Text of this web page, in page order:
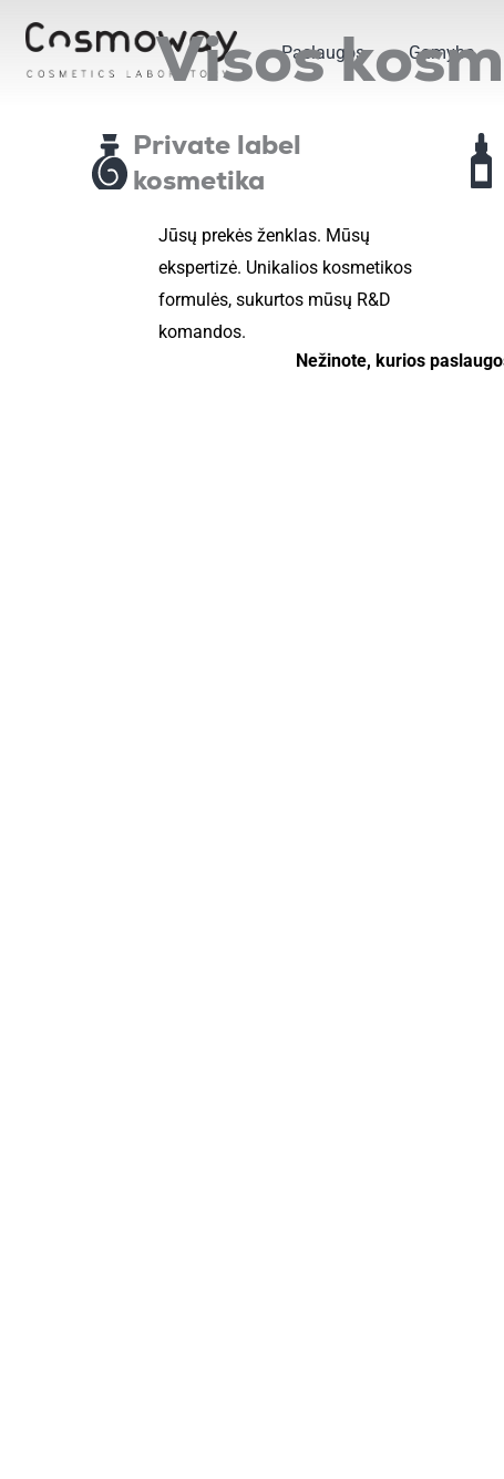
Pereiti
prie
Paslaugos Gamyba
Visos
Private label
kosmetika
Jūsų prekės ženklas. Mūsų
ekspertizė. Unikalios kosmetikos
formulės, sukurtos mūsų R&D
komandos.
Nežinote, kurios